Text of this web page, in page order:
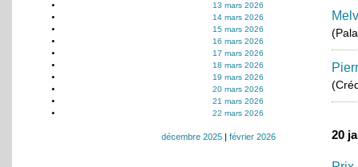
13 mars 2026
14 mars 2026
15 mars 2026
16 mars 2026
17 mars 2026
18 mars 2026
19 mars 2026
20 mars 2026
21 mars 2026
22 mars 2026
décembre 2025 | février 2026 20